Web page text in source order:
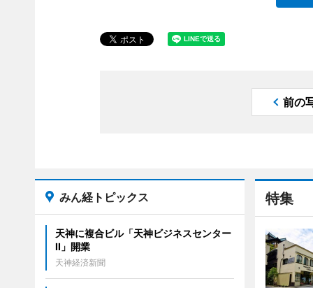
前の
特集
みん経トピックス
天神に複合ビル「天神ビジネスセンター
II」開業
天神経済新聞